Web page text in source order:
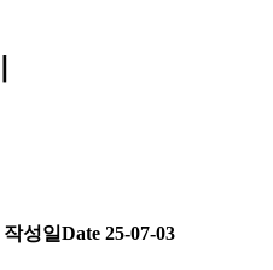
작성일Date 25-07-03